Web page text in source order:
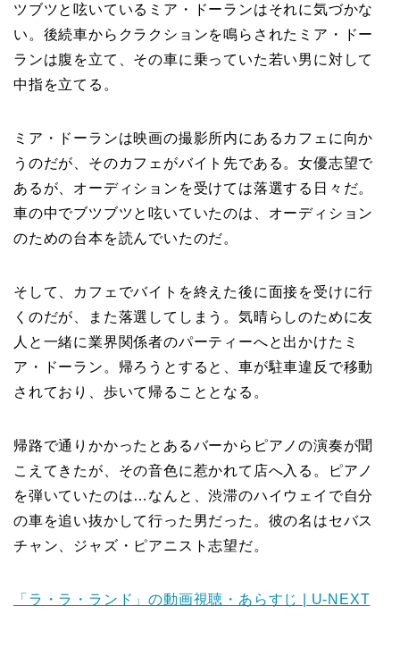
ツブツと呟いているミア・ドーランはそれに気づかな
い。後続車からクラクションを鳴らされたミア・ドー
ランは腹を立て、その車に乗っていた若い男に対して
中指を立てる。
ミア・ドーランは映画の撮影所内にあるカフェに向か
うのだが、そのカフェがバイト先である。女優志望で
あるが、オーディションを受けては落選する日々だ。
車の中でブツブツと呟いていたのは、オーディション
のための台本を読んでいたのだ。
そして、カフェでバイトを終えた後に面接を受けに行
くのだが、また落選してしまう。気晴らしのために友
人と一緒に業界関係者のパーティーへと出かけたミ
ア・ドーラン。帰ろうとすると、車が駐車違反で移動
されており、歩いて帰ることとなる。
帰路で通りかかったとあるバーからピアノの演奏が聞
こえてきたが、その音色に惹かれて店へ入る。ピアノ
を弾いていたのは…なんと、渋滞のハイウェイで自分
の車を追い抜かして行った男だった。彼の名はセバス
チャン、ジャズ・ピアニスト志望だ。
「ラ・ラ・ランド」の動画視聴・あらすじ | U-NEXT